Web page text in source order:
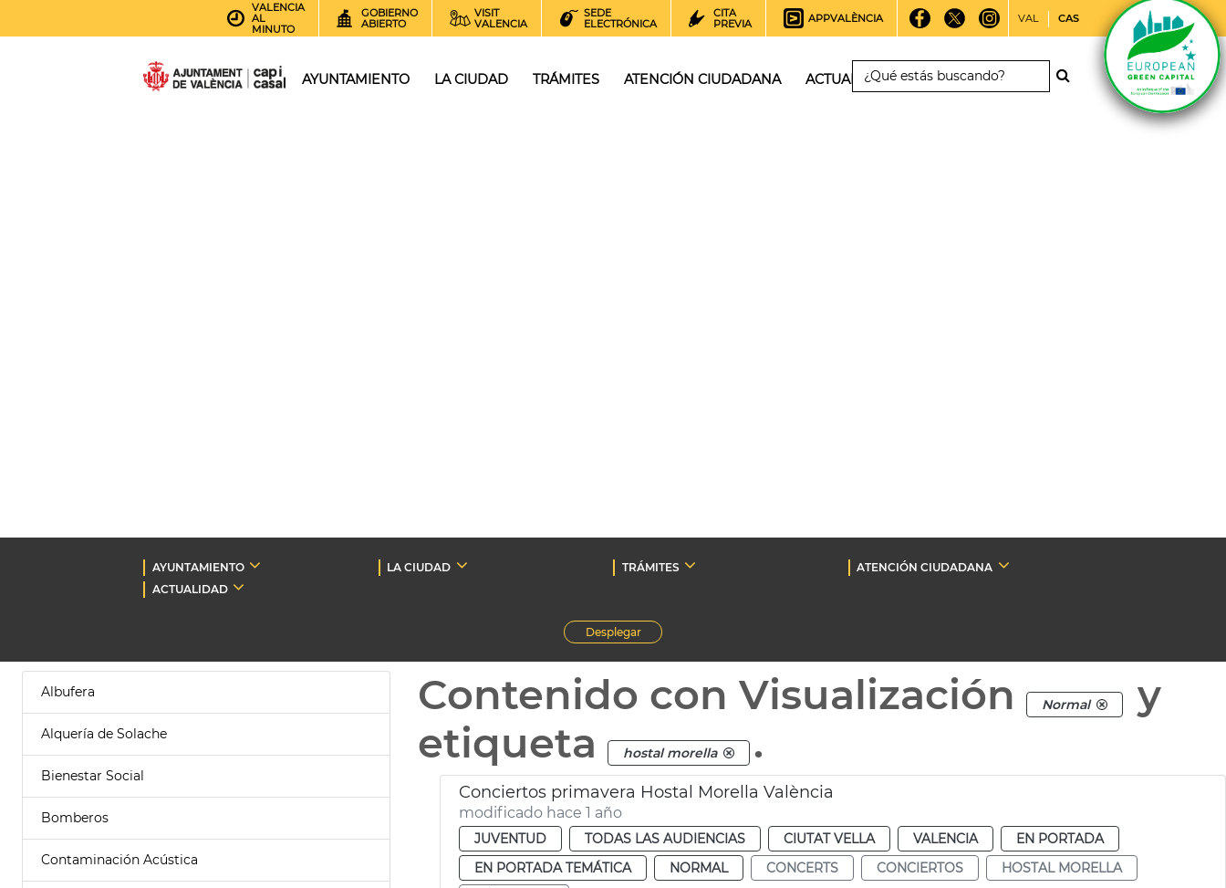
VALENCIA
AL
MINUTO
GOBIERNO
ABIERTO
VISIT
VALENCIA
SEDE
ELECTRÓNICA
CITA
PREVIA
APPVALÈNCIA VAL CAS
AYUNTAMIENTO LA CIUDAD TRÁMITES ATENCIÓN CIUDADANA ACTUALIDAD
AYUNTAMIENTO LA CIUDAD TRÁMITES
ATENCIÓN CIUDADANA
ACTUALIDAD
Desplegar
Albufera
Alquería de Solache
Bienestar Social
Bomberos
Contaminación Acústica
Contenido con Visualización Normal
y
etiqueta
hostal morella .
Conciertos primavera Hostal Morella València
modificado hace 1 año
JUVENTUD TODAS LAS AUDIENCIAS CIUTAT VELLA VALENCIA
EN PORTADA
EN PORTADA TEMÁTICA
NORMAL CONCERTS CONCIERTOS
HOSTAL MORELLA